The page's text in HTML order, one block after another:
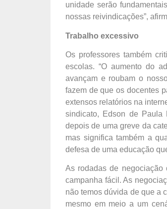
unidade serão
nossas reivindicações”,
Trabalho excessivo
Os professores também
escolas. “O aumento do
avançam e roubam o
fazem de que os docentes
extensos relatórios na
sindicato, Edson de Paula
depois de uma greve da
mas significa também a
defesa de uma educação
As rodadas de negociação
campanha fácil. As
não temos dúvida de que a
mesmo em meio a um